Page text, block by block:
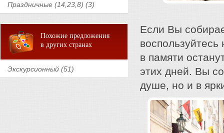
Праздничные (14,23,8) (3)
Похожие предложения
в других странах
Экскурсионный (51)
Если Вы
в памяти
этих дней. Вы
душе, но и в